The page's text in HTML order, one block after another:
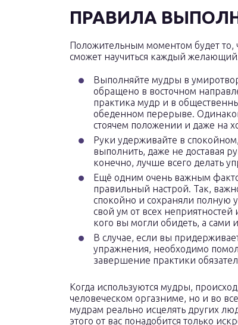
ПРАВИЛА
Положительным моментом будет то,
сможет научиться каждый
Выполняйте мудры в
обращено в восточном
практика мудр и в
обеденном перерыве.
стоячем положении и даже на
Руки удерживайте в
выполнить, даже не доставая
конечно, лучше всего делать
Ещё одним очень важным
правильный настрой. Так,
спокойно и сохраняли полную
свой ум от всех неприятностей
кого вы могли обидеть, а сами
В случае, если вы
упражнения, необходимо
завершение практики
Когда используются мудры,
человеческом оргазниме, но и во
мудрам реально исцелять других
этого от вас понадобится только